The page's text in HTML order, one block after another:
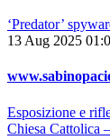
‘Predator’
13 Aug 2025
Esposizione e
Chiesa Cattolica